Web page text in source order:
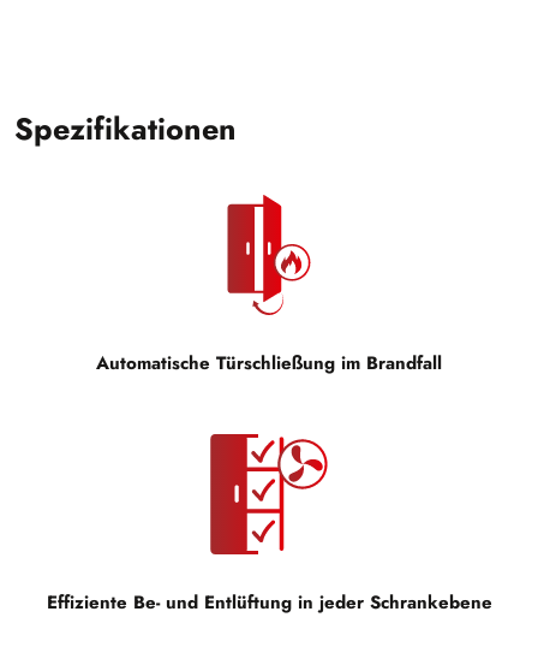
Spezifikationen
Automatische Türschließung im Brandfall
Effiziente Be- und Entlüftung in jeder Schrankebene